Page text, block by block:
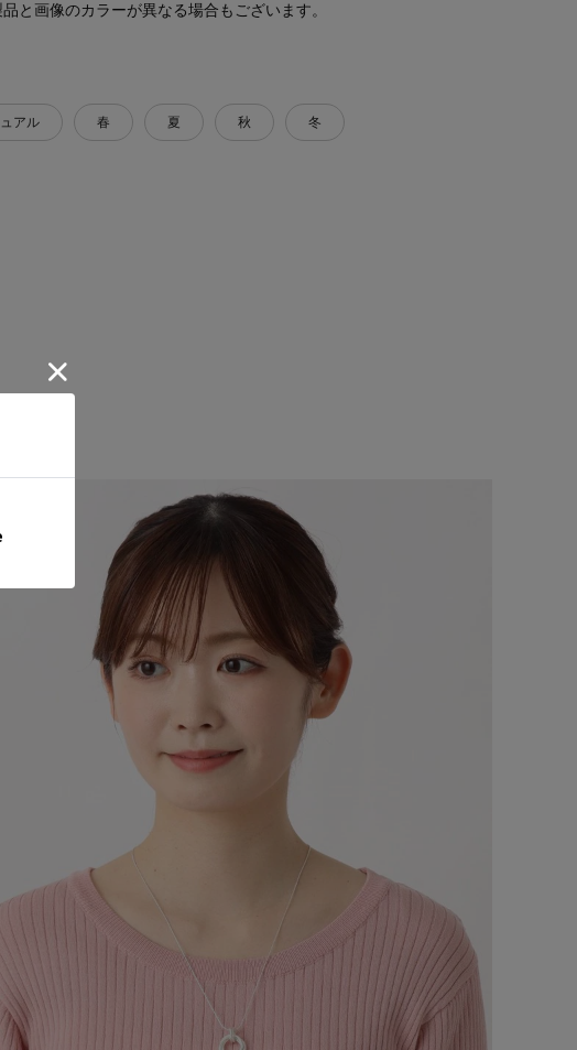
と画像のカラーが異なる場合もございます。
アル 春 夏 秋 冬